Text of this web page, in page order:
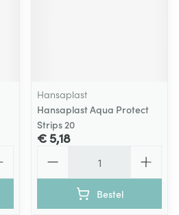
Hansaplast
Hansaplast Aqua Protect
Strips 20
€ 5,18
Bestel